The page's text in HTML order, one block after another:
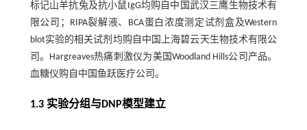
标记山羊抗兔及抗小鼠IgG均购自中国武汉三鹰生物技术有
限公司；RIPA裂解液、BCA蛋白浓度测定试剂盒及Western
blot实验的相关试剂均购自中国上海碧云天生物技术有限公
司。Hargreaves热痛刺激仪为美国Woodland Hills公司产品。
血糖仪购自中国鱼跃医疗公司。
1.3 实验分组与DNP模型建立